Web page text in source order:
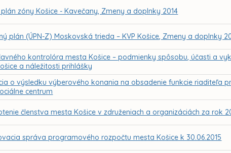
zóny Košice - Kavečany, Zmeny a doplnky 2014
plán (ÚPN-Z) Moskovská trieda – KVP Košice, Zmeny a doplnky
kontrolóra mesta Košice – podmienky spôsobu, účasti a
a náležitosti prihlášky
o výsledku výberového konania na obsadenie funkcie riaditeľa
centrum
členstva mesta Košice v združeniach a organizáciách za rok
správa programového rozpočtu mesta Košice k 30.06.2015